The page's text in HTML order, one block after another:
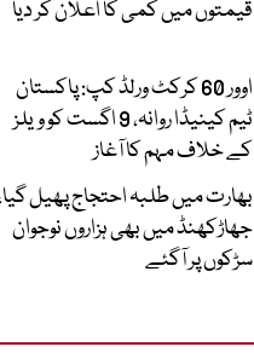
قیمتوں میں کمی کا اعلان کر دیا
اوور 60 کرکٹ ورلڈ کپ: پاکستان
ٹیم کینیڈا روانہ، 9 اگست کو ویلز
کے خلاف مہم کا آغاز
بھارت میں طلبہ احتجاج پھیل
جھاڑکھنڈ میں بھی ہزاروں نوجوان
سڑکوں پر آگئے